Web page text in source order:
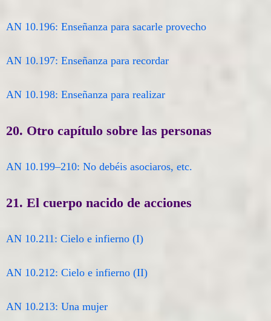
AN 10.196: Enseñanza para sacarle provecho
AN 10.197: Enseñanza para recordar
AN 10.198: Enseñanza para realizar
20. Otro capítulo sobre las personas
AN 10.199–210: No debéis asociaros, etc.
21. El cuerpo nacido de acciones
AN 10.211: Cielo e infierno (I)
AN 10.212: Cielo e infierno (II)
AN 10.213: Una mujer